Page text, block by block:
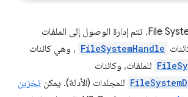
في File System Access API، تتم إدارة الوصول إلى الملفات
FileSystemHandle ، وهي كائنات
للملفات، وكائنات
للمجلدات (الأدلة). يمكن تخزين